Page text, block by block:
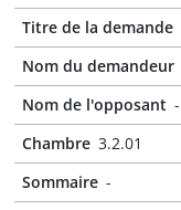
Titre de la demande
Nom du demandeur
Nom de l'opposant -
Chambre 3.2.01
Sommaire -